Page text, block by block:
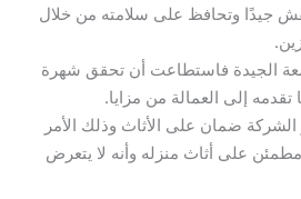
جيدًا وتحافظ على سلامته من خلال
الجيدة فاستطاعت أن تحقق شهرة
إلى العمالة من مزايا.
الشركة ضمان على الأثاث وذلك الأمر
مطمئن على أثاث منزله وأنه لا يتعرض